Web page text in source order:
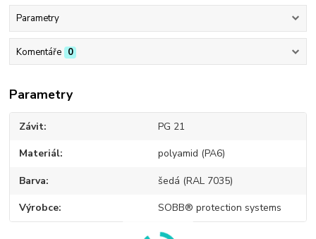
Parametry
Komentáře 0
Parametry
Závit PG 21
Materiál polyamid (PA6)
Barva šedá (RAL 7035)
Výrobce SOBB® protection systems